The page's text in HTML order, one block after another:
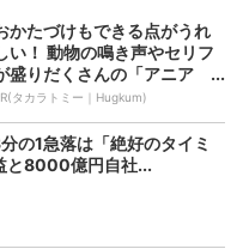
かたづけもできる点がうれ
い！ 動物の鳴き声やセリフ
盛りだくさんの「アニア ...
タカラトミー｜Hugkum)
の1急落は「絶好のタイミ
と8000億円自社...